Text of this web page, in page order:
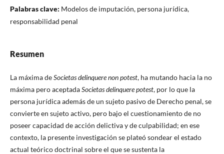
Palabras clave: Modelos de imputación, persona jurídica,
responsabilidad penal
Resumen
La máxima deSocietas delinquere non potest, ha mutando hacia la no
máxima pero aceptadaSocietas delinquere potest, por lo que la
persona jurídica además de un sujeto pasivo de Derecho penal, se
convierte en sujeto activo, pero bajo el cuestionamiento de no
poseer capacidad de acción delictiva y de culpabilidad; en ese
contexto, la presente investigación se plateó sondear el estado
actual teórico doctrinal sobre el que se sustenta la